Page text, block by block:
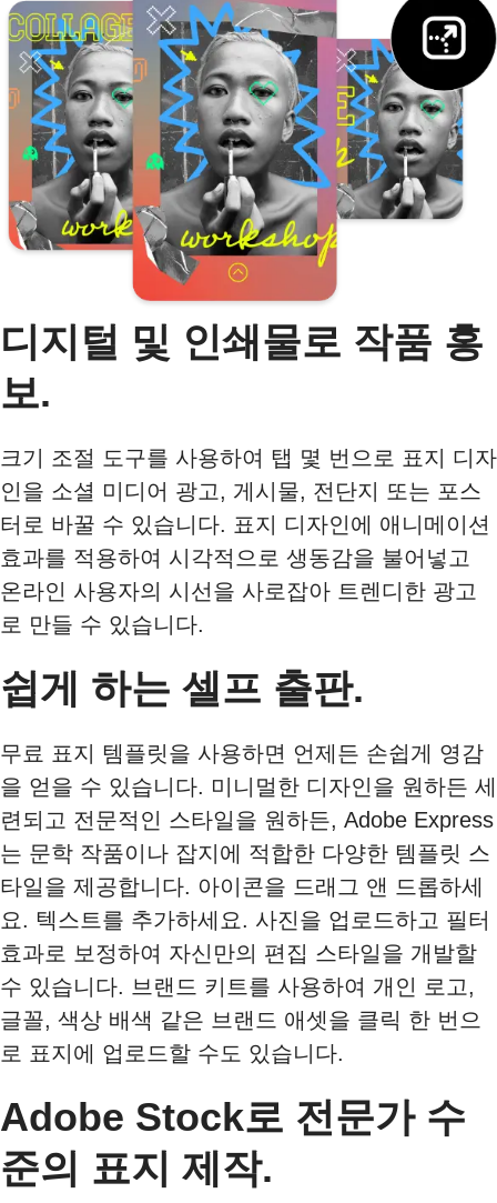
디지털 및 인쇄물로 작품 홍
보.
크기 조절 도구를 사용하여 탭 몇 번으로 표지 디자
인을 소셜 미디어 광고, 게시물, 전단지 또는 포스
터로 바꿀 수 있습니다. 표지 디자인에 애니메이션
효과를 적용하여 시각적으로 생동감을 불어넣고
온라인 사용자의 시선을 사로잡아 트렌디한 광고
로 만들 수 있습니다.
쉽게 하는 셀프 출판.
무료 표지 템플릿을 사용하면 언제든 손쉽게 영감
을 얻을 수 있습니다. 미니멀한 디자인을 원하든 세
련되고 전문적인 스타일을 원하든, Adobe Express
는 문학 작품이나 잡지에 적합한 다양한 템플릿 스
타일을 제공합니다. 아이콘을 드래그 앤 드롭하세
요. 텍스트를 추가하세요. 사진을 업로드하고 필터
효과로 보정하여 자신만의 편집 스타일을 개발할
수 있습니다. 브랜드 키트를 사용하여 개인 로고,
글꼴, 색상 배색 같은 브랜드 애셋을 클릭 한 번으
로 표지에 업로드할 수도 있습니다.
Adobe Stock로 전문가 수
준의 표지 제작.